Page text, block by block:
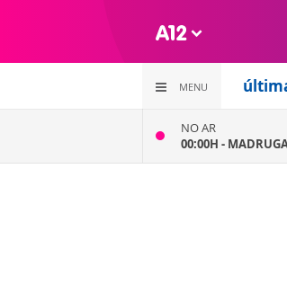
MENU
NO AR
00:00H -